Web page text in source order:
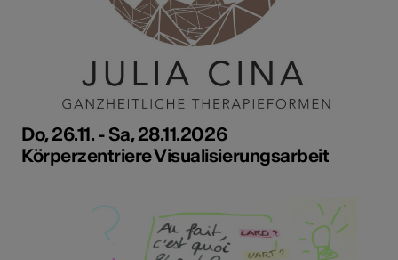
Do, 26.11. - Sa, 28.11.2026
Körperzentriere Visualisierungsarbeit